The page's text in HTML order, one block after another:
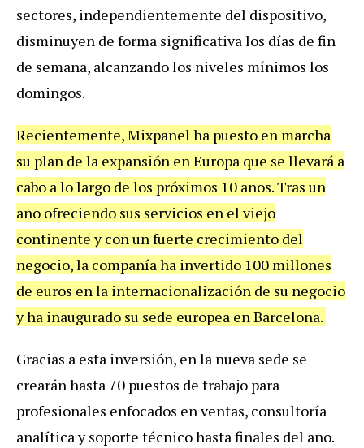
sectores, independientemente del dispositivo,
disminuyen de forma significativa los días de fin
de semana, alcanzando los niveles mínimos los
domingos.
Recientemente, Mixpanel ha puesto en marcha
su plan de la expansión en Europa que se llevará a
cabo a lo largo de los próximos 10 años. Tras un
año ofreciendo sus servicios en el viejo
continente y con un fuerte crecimiento del
negocio, la compañía ha invertido 100 millones
de euros en la internacionalización de su negocio
y ha inaugurado su sede europea en Barcelona.
Gracias a esta inversión, en la nueva sede se
crearán hasta 70 puestos de trabajo para
profesionales enfocados en ventas, consultoría
analítica y soporte técnico hasta finales del año.